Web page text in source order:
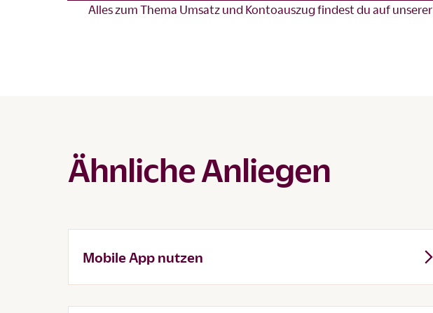
Alles zum Thema Umsatz und Kontoauszug findest du auf unserer
Ähnliche Anliegen
Mobile App nutzen